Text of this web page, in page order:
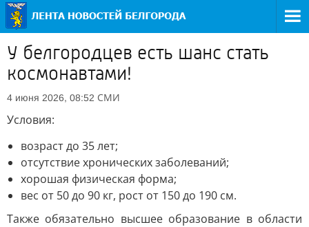
У белгородцев есть шанс стать
космонавтами!
4 июня 2026, 08:52 СМИ
Условия:
возраст до 35 лет;
отсутствие хронических заболеваний;
хорошая физическая форма;
вес от 50 до 90 кг, рост от 150 до 190 см.
Также обязательно высшее образование в области